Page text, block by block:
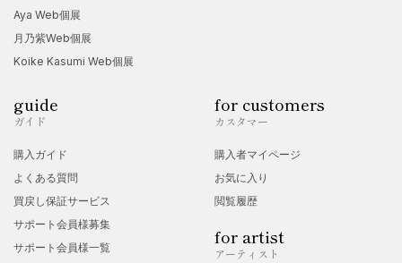
2 月:手塚プロダクション(株)と「ブラックジャック×空禅」公式
認定【ブラック・ジャック】Bag・枯山水を手掛け EC サイト
京都・金彩職人【NOB・MIYSKE 氏】協業で作品制作
2 月三越伊勢丹北海道店にて展示販売
2 月一般社団法人日本能率協会主催・東京ビックサイト東 4 ホ
ール・アーティスト展に受注展示
3 月末: 海外 ベトナム・ホーチミン ASOBI 店にて商品販売開始
4 月: ニューヨーク プレミア NFT に出展販売会参加
Aya Web個展
月乃紫Web個展
Koike Kasumi Web個展
guide
ガイド
購入ガイド
よくある質問
買戻し保証サービス
サポート会員様募集
サポート会員様一覧
for customers
カスタマー
購入者マイページ
お気に入り
閲覧履歴
for artist
アーティスト